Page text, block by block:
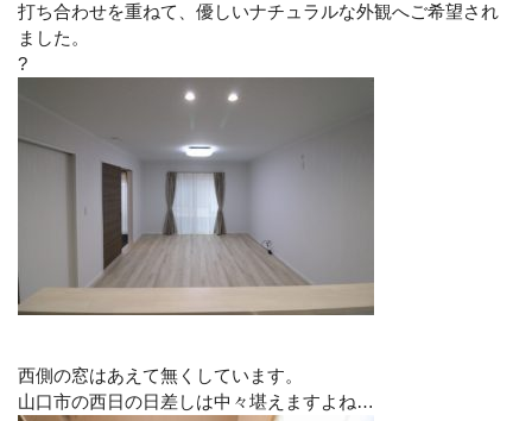
打ち合わせを重ねて、優しいナチュラルな外観へご希望され
ました。
?
西側の窓はあえて無くしています。
山口市の西日の日差しは中々堪えますよね…